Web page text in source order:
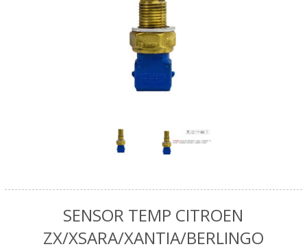
SENSOR TEMP CITROEN
ZX/XSARA/XANTIA/BERLINGO